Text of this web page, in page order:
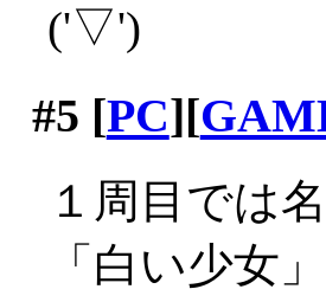
('▽')
#5 [PC][
１周目では
「白い少女